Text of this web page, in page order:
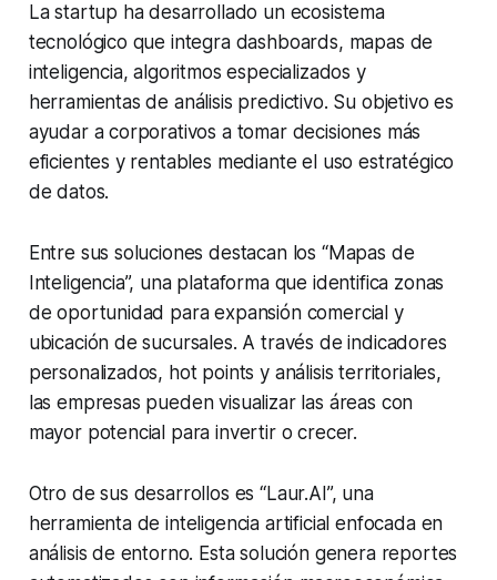
Lastartup ha desarrollado un ecosistema
tecnológico que integra dashboards, mapas de
inteligencia, algoritmos especializados y
herramientas de análisis predictivo. Su objetivo es
ayudar a corporativos a tomar decisiones más
eficientes y rentables mediante el uso estratégico
de datos.
Entre sus soluciones destacan los “Mapas de
Inteligencia”, una plataforma que identifica zonas
de oportunidad para expansión comercial y
ubicación de sucursales. A través de indicadores
personalizados, hot points y análisis territoriales,
las empresas pueden visualizar las áreas con
mayor potencial para invertir o crecer.
Otro de sus desarrollos es “Laur.AI”, una
herramienta de inteligencia artificial enfocada en
análisis de entorno. Esta solución genera reportes